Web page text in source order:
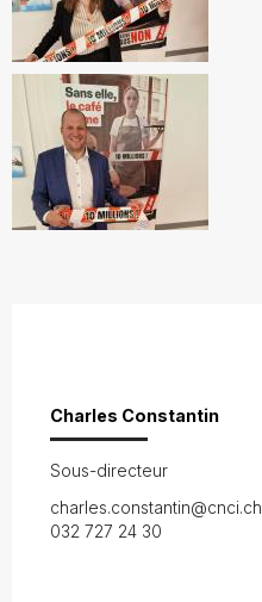
Charles Constantin
Sous-directeur
charles.constantin@cnci.ch
032 727 24 30